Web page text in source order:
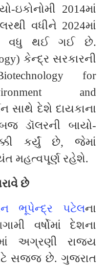
ઇકોનોમી 2014માં
વધીને 2024માં
વધુ થઈ ગઈ છે.
કેન્દ્ર સરકારની
for
and
સાથે દેશે દાયકાના
ડૉલરની બાયો-
કર્યું છે, જેમાં
મહત્વપૂર્ણ રહેશે.
છે
ભૂપેન્દ્ર પટેલના
વર્ષોમાં દેશના
અગ્રણી રાજ્ય
સજ્જ છે. ગુજરાત